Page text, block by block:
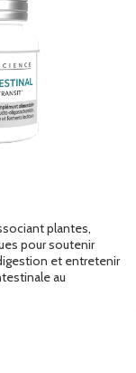
plantes,
pour soutenir
et entretenir
au